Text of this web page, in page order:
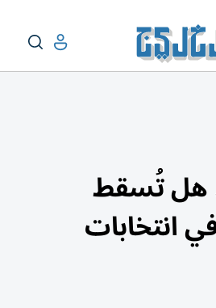
هل تُسقط
انتخابات